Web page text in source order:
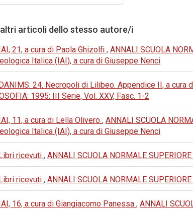
articoli dello stesso autore/i
21, a cura di Paola Ghizolfi , ANNALI SCUOLA
Italica (IAI), a cura di Giuseppe Nenci
24. Necropoli di Lilibeo. Appendice II, a cura
1995: III Serie, Vol. XXV, Fasc. 1-2
11, a cura di Lella Olivero , ANNALI SCUOLA
Italica (IAI), a cura di Giuseppe Nenci
ricevuti , ANNALI SCUOLA NORMALE
ricevuti , ANNALI SCUOLA NORMALE
16, a cura di Giangiacomo Panessa , ANNALI